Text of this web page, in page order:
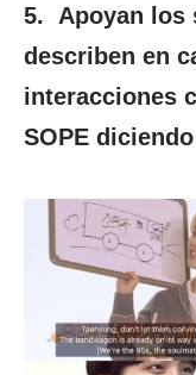
5.
Apoyan los
describen en
interacciones
SOPE